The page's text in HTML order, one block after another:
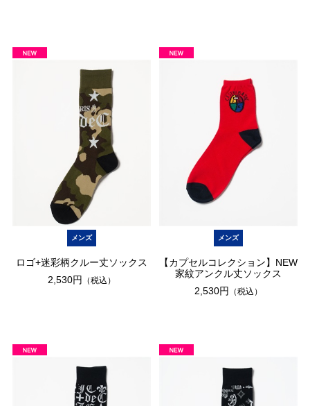
メンズ
ロゴ+迷彩柄クルー丈ソックス
2,530円
（税込）
メンズ
【カプセルコレクション】NEW
家紋アンクル丈ソックス
2,530円
（税込）